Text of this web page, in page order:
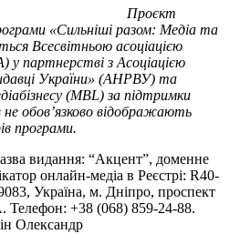
Проєкт
«Сильніші разом: Медіа та
Всесвітньою асоціацією
у партнерстві з Асоціацією
України» (АНРВУ) та
(MBL) за підтримки
не обов’язково відображають
програми.
видання: “Акцент”, доменне
онлайн-медіа в Реєстрі: R40-
Україна, м. Дніпро, проспект
Телефон: +38 (068) 859-24-88.
Олександр